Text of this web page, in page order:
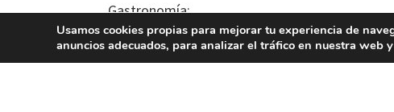
Gastronomía:
El «arròs amb fesols i naps» y la paella, son
valenciana así como el clásico “esgarraet”
Usamos cookies propias para mejorar tu experiencia de
anuncios adecuados, para analizar el tráfico en nuestra